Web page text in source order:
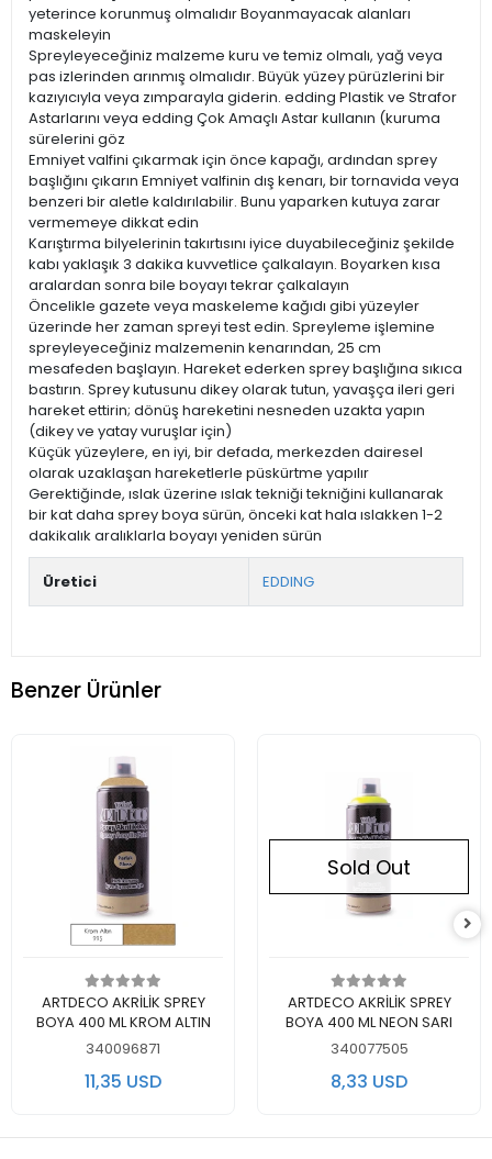
yeterince korunmuş olmalıdır Boyanmayacak alanları
maskeleyin
Spreyleyeceğiniz malzeme kuru ve temiz olmalı, yağ veya
pas izlerinden arınmış olmalıdır. Büyük yüzey pürüzlerini bir
kazıyıcıyla veya zımparayla giderin. edding Plastik ve Strafor
Astarlarını veya edding Çok Amaçlı Astar kullanın (kuruma
sürelerini göz
Emniyet valfini çıkarmak için önce kapağı, ardından sprey
başlığını çıkarın Emniyet valfinin dış kenarı, bir tornavida veya
benzeri bir aletle kaldırılabilir. Bunu yaparken kutuya zarar
vermemeye dikkat edin
Karıştırma bilyelerinin takırtısını iyice duyabileceğiniz şekilde
kabı yaklaşık 3 dakika kuvvetlice çalkalayın. Boyarken kısa
aralardan sonra bile boyayı tekrar çalkalayın
Öncelikle gazete veya maskeleme kağıdı gibi yüzeyler
üzerinde her zaman spreyi test edin. Spreyleme işlemine
spreyleyeceğiniz malzemenin kenarından, 25 cm
mesafeden başlayın. Hareket ederken sprey başlığına sıkıca
bastırın. Sprey kutusunu dikey olarak tutun, yavaşça ileri geri
hareket ettirin; dönüş hareketini nesneden uzakta yapın
(dikey ve yatay vuruşlar için)
Küçük yüzeylere, en iyi, bir defada, merkezden dairesel
olarak uzaklaşan hareketlerle püskürtme yapılır
Gerektiğinde, ıslak üzerine ıslak tekniği tekniğini kullanarak
bir kat daha sprey boya sürün, önceki kat hala ıslakken 1-2
dakikalık aralıklarla boyayı yeniden sürün
Üretici EDDING
Benzer Ürünler
Add to cart
ARTDECO AKRİLİK SPREY
BOYA 400 ML KROM ALTIN
340096871
11,35 USD
Out of stock
Sold Out
ARTDECO AKRİLİK SPREY
BOYA 400 ML NEON SARI
340077505
8,33 USD